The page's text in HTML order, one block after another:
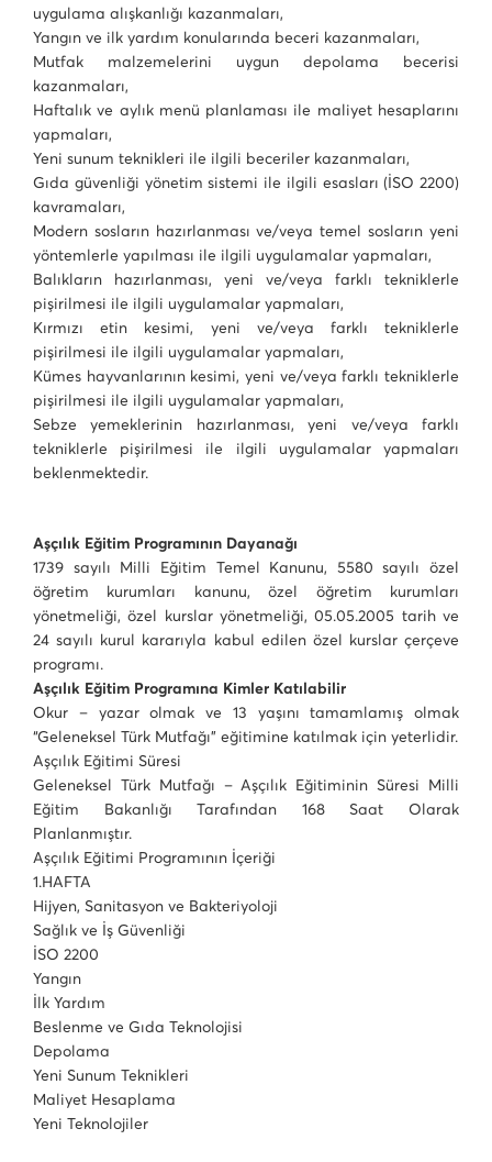
uygulama alışkanlığı kazanmaları,
Yangın ve ilk yardım konularında beceri kazanmaları,
Mutfak malzemelerini uygun depolama becerisi
kazanmaları,
Haftalık ve aylık menü planlaması ile maliyet hesaplarını
yapmaları,
Yeni sunum teknikleri ile ilgili beceriler kazanmaları,
Gıda güvenliği yönetim sistemi ile ilgili esasları (İSO 2200)
kavramaları,
Modern sosların hazırlanması ve/veya temel sosların yeni
yöntemlerle yapılması ile ilgili uygulamalar yapmaları,
Balıkların hazırlanması, yeni ve/veya farklı tekniklerle
pişirilmesi ile ilgili uygulamalar yapmaları,
Kırmızı etin kesimi, yeni ve/veya farklı tekniklerle
pişirilmesi ile ilgili uygulamalar yapmaları,
Kümes hayvanlarının kesimi, yeni ve/veya farklı tekniklerle
pişirilmesi ile ilgili uygulamalar yapmaları,
Sebze yemeklerinin hazırlanması, yeni ve/veya farklı
tekniklerle pişirilmesi ile ilgili uygulamalar yapmaları
beklenmektedir.
Aşçılık Eğitim Programının Dayanağı
1739 sayılı Milli Eğitim Temel Kanunu, 5580 sayılı özel
öğretim kurumları kanunu, özel öğretim kurumları
yönetmeliği, özel kurslar yönetmeliği, 05.05.2005 tarih ve
24 sayılı kurul kararıyla kabul edilen özel kurslar çerçeve
programı.
Aşçılık Eğitim Programına Kimler Katılabilir
Okur – yazar olmak ve 13 yaşını tamamlamış olmak
“Geleneksel Türk Mutfağı” eğitimine katılmak için yeterlidir.
Aşçılık Eğitimi Süresi
Geleneksel Türk Mutfağı – Aşçılık Eğitiminin Süresi Milli
Eğitim Bakanlığı Tarafından 168 Saat Olarak
Planlanmıştır.
Aşçılık Eğitimi Programının İçeriği
1.HAFTA
Hijyen, Sanitasyon ve Bakteriyoloji
Sağlık ve İş Güvenliği
İSO 2200
Yangın
İlk Yardım
Beslenme ve Gıda Teknolojisi
Depolama
Yeni Sunum Teknikleri
Maliyet Hesaplama
Yeni Teknolojiler